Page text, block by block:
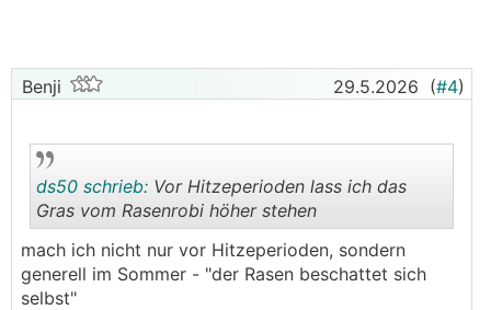
Benji 29.5.2026 (#4)
..
ds50 schrieb: Vor Hitzeperioden lass ich das
Gras vom Rasenrobi höher stehen
mach ich nicht nur vor Hitzeperioden, sondern
generell im Sommer - "der Rasen beschattet sich
selbst"